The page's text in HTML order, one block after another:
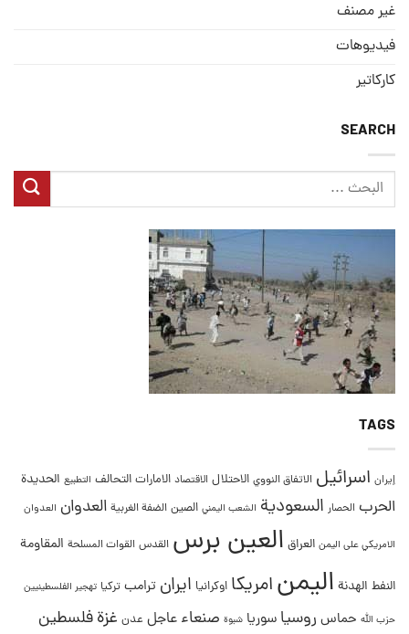
غير مصنف
فيديوهات
كاركاتير
SEARCH
TAGS
إيران اسرائيل الاتفاق النووي الاحتلال الاقتصاد الامارات التحالف التطبيع الحديدة
الحرب الحصار السعودية الشعب اليمني الصين الضفة الغربية العدوان العدوان
الامريكي على اليمن العراق العين برس القدس القوات المسلحة المقاومة
النفط الهدنة اليمنامريكا اوكرانيا ايران ترامب تركيا تهجير الفلسطينيين
حزب الله حماس روسيا سوريا شبوة صنعاء عاجل عدن غزةفلسطين